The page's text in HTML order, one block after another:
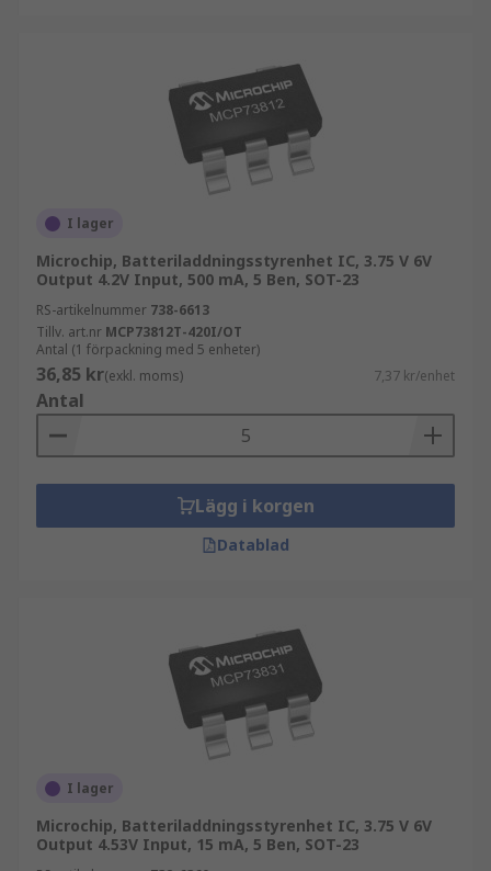
I lager
Microchip, Batteriladdningsstyrenhet IC, 3.75 V 6V
Output 4.2V Input, 500 mA, 5 Ben, SOT-23
RS-artikelnummer 738-6613
Tillv. art.nr MCP73812T-420I/OT
Antal (1 förpackning med 5 enheter)
36,85 kr(exkl. moms) 7,37 kr/enhet
Antal
Lägg i korgen
Datablad
I lager
Microchip, Batteriladdningsstyrenhet IC, 3.75 V 6V
Output 4.53V Input, 15 mA, 5 Ben, SOT-23